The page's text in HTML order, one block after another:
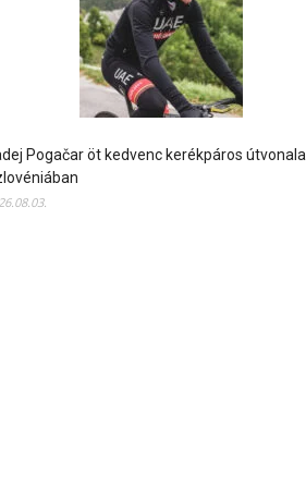
Pogačar öt kedvenc kerékpáros útvonala